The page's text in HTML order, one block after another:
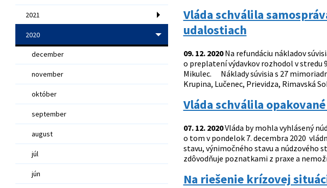
2021
2020
december
november
október
september
august
júl
jún
Vláda schválila
udalostiach
09. 12. 2020Na refundáciu nákladov
o preplatení výdavkov rozhodol v stredu
Mikulec. Náklady súvisia s 27
Krupina, Lučenec, Prievidza, Rimavská
Vláda schválila
07. 12. 2020Vláda by mohla vyhlásený
o tom v pondelok 7. decembra 2020
stavu, výnimočného stavu a núdzového
zdôvodňuje poznatkami z praxe a
Na riešenie krízovej